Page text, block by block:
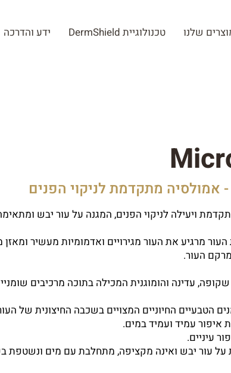
שלנו טכנולוגיית DermShield ידע והדרכה
אמולסיה מתקדמת לניקוי הפנים
ויעילה לניקוי הפנים, המגנה על עור יבש
מרגיע את העור מגירויים ואדמומיות מעשיר
העור.
עדינה והומוגנית המכילה בתוכה מרכיבים
הטבעיים החיוניים המצויים בשכבה החיצונית של
איפור עמיד ועמיד במים.
עיניים.
עור יבש ואינה מקציפה, מתחלבת עם מים ונשטפת